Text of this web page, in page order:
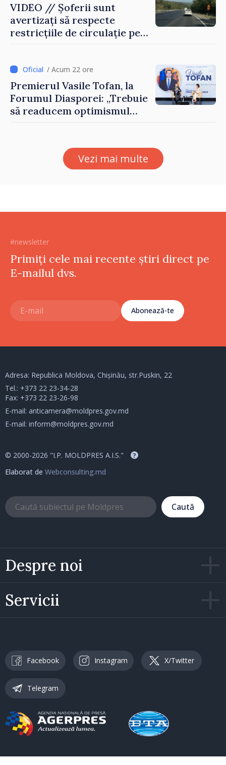
VIDEO // Șoferii sunt
avertizați să respecte
restricțiile de circulație pe
reparație/ Acum 22 ore
Premierul Vasile Tofan, la
Forumul Diasporei: „Trebuie
să readucem optimismul
direcția corectă”
Vezi mai multe
#newsletter
Primiți cele mai recente știri direct pe
E-mailul dvs.
Abonează-te
Despre noi
Servicii
Adresa: Republica Moldova, Chișinău, str.Puskin, 22
Tel.: +373 22 23-34-28
Fax: +373 22 23-26-98
E-mail: anticamera@moldpres.gov.md
E-mail: inform@moldpres.gov.md
© 2000-2026 "I.P. MOLDPRES A.I.S." ?
Elaborat de Webconsulting.md
Caută
Facebook Instagram X/Twitter
Telegram